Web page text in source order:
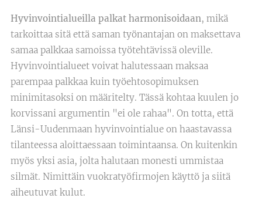
Hyvinvointialueilla palkat harmonisoidaan, mikä
tarkoittaa sitä että saman työnantajan on maksettava
samaa palkkaa samoissa työtehtävissä oleville.
Hyvinvointialueet voivat halutessaan maksaa
parempaa palkkaa kuin työehtosopimuksen
minimitasoksi on määritelty. Tässä kohtaa kuulen jo
korvissani argumentin "ei ole rahaa". On totta, että
Länsi-Uudenmaan hyvinvointialue on haastavassa
tilanteessa aloittaessaan toimintaansa. On kuitenkin
myös yksi asia, jolta halutaan monesti ummistaa
silmät. Nimittäin vuokratyöfirmojen käyttö ja siitä
aiheutuvat kulut.